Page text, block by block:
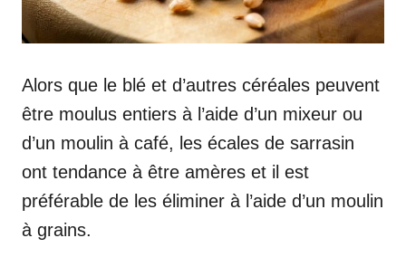
Alors que le blé et d’autres céréales peuvent
être moulus entiers à l’aide d’un mixeur ou
d’un moulin à café, les écales de sarrasin
ont tendance à être amères et il est
préférable de les éliminer à l’aide d’un moulin
à grains.